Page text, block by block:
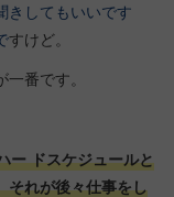
きしてもいいです
すけど。
番です。
ー ドスケジュールと
それが後々仕事をし